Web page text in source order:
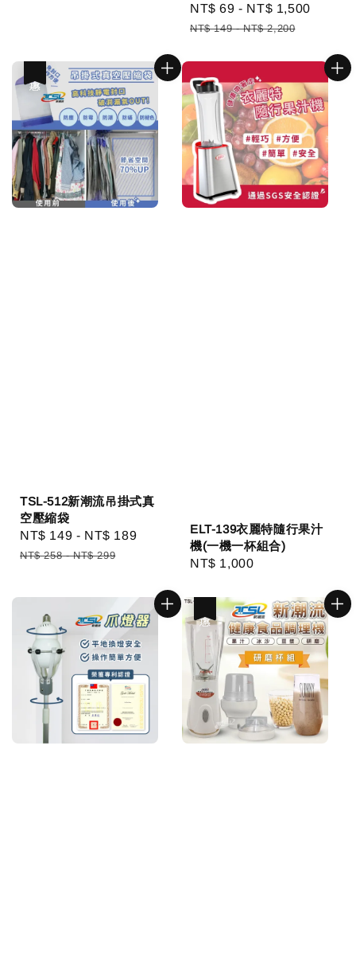
Sale
price
NT$ 69 - NT$ 1,500
NT$ 149-NT$ 2,200
TSL-512新潮流吊掛式真
空壓縮袋
Sale
price
NT$ 149 - NT$ 189
Regular
NT$ 258-NT$ 299
ELT-139衣麗特隨行果汁
機(一機一杯組合)
Regular
NT$ 1,000